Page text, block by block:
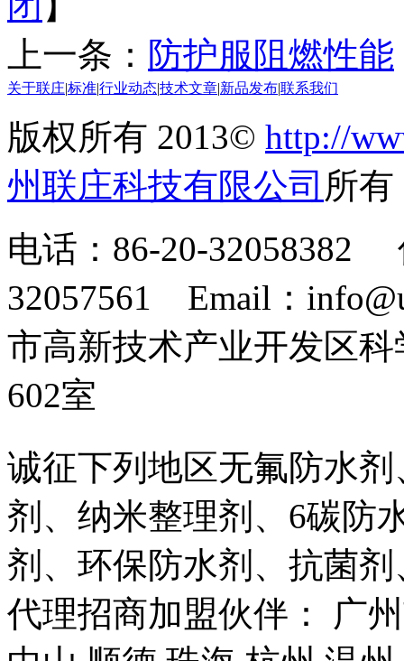
上一条： 防护服阻燃性能
关于联庄标准行业动态技术文章 新品发布联系我们
版权所有 2013© http://
州联庄科技有限公司 所
电话：86-20-32058382
32057561 Email：
市高新技术产业开发区
602室
诚征下列地区无氟防水
剂、纳米整理剂、6碳防
剂、环保防水剂、抗菌
代理招商加盟伙伴： 广